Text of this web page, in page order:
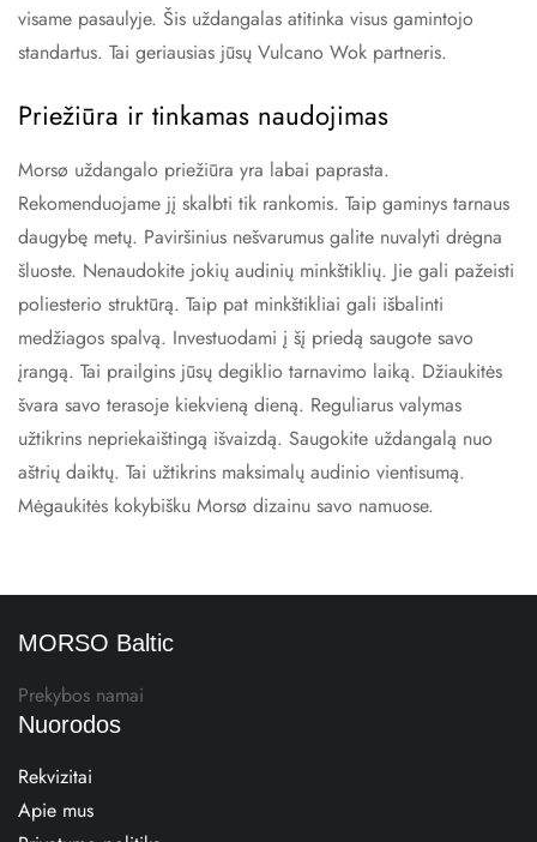
visame pasaulyje. Šis uždangalas atitinka visus gamintojo
standartus. Tai geriausias jūsų Vulcano Wok partneris.
Priežiūra ir tinkamas naudojimas
Morsø uždangalo priežiūra yra labai paprasta.
Rekomenduojame jį skalbti tik rankomis. Taip gaminys tarnaus
daugybę metų. Paviršinius nešvarumus galite nuvalyti drėgna
šluoste. Nenaudokite jokių audinių minkštiklių. Jie gali pažeisti
poliesterio struktūrą. Taip pat minkštikliai gali išbalinti
medžiagos spalvą. Investuodami į šį priedą saugote savo
įrangą. Tai prailgins jūsų degiklio tarnavimo laiką. Džiaukitės
švara savo terasoje kiekvieną dieną. Reguliarus valymas
užtikrins nepriekaištingą išvaizdą. Saugokite uždangalą nuo
aštrių daiktų. Tai užtikrins maksimalų audinio vientisumą.
Mėgaukitės kokybišku Morsø dizainu savo namuose.
MORSO Baltic
Prekybos namai
Nuorodos
Rekvizitai
Apie mus